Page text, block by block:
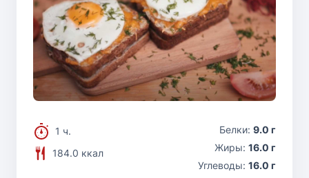
1 ч.
184.0 ккал
Белки: 9.0 г
Жиры: 16.0 г
Углеводы: 16.0 г